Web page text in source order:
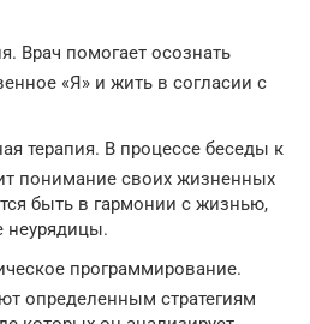
Врач помогает осознать
«Я» и жить в согласии с
терапия. В процессе беседы к
понимание своих жизненных
быть в гармонии с жизнью,
неурядицы.
программирование.
определенным стратегиям